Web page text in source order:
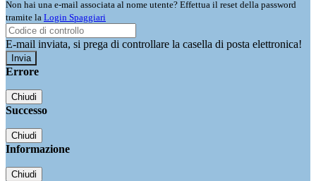
Non hai una e-mail associata al nome utente? Effettua il reset della password
tramite la Login Spaggiari
E-mail inviata, si prega di controllare la casella di posta elettronica!
Errore
Chiudi
Successo
Chiudi
Informazione
Chiudi